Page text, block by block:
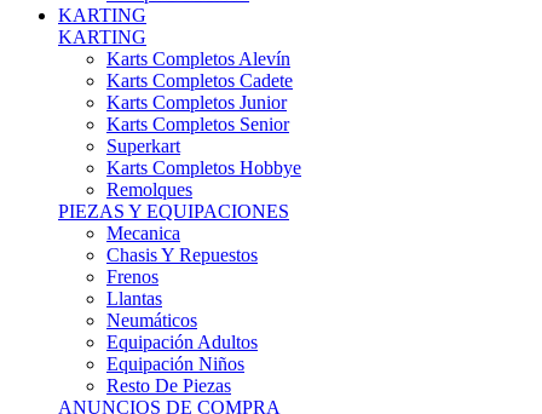
KARTING
KARTING
Karts Completos Alevín
Karts Completos Cadete
Karts Completos Junior
Karts Completos Senior
Superkart
Karts Completos Hobbye
Remolques
PIEZAS Y EQUIPACIONES
Mecanica
Chasis Y Repuestos
Frenos
Llantas
Neumáticos
Equipación Adultos
Equipación Niños
Resto De Piezas
ANUNCIOS DE COMPRA